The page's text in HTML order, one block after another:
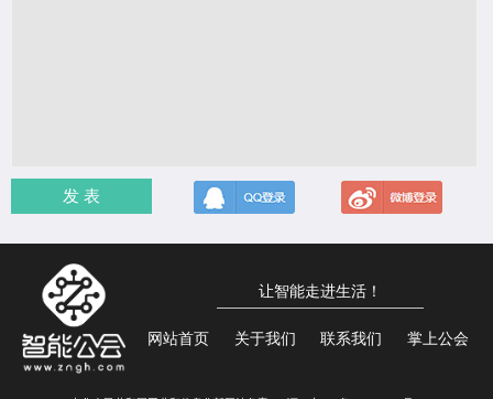
发 表
让智能走进生活！
网站首页 关于我们 联系我们 掌上公会